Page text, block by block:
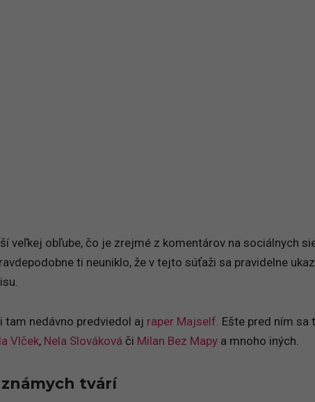
veľkej obľube, čo je zrejmé z komentárov na sociálnych
ti neuniklo, že v tejto súťaži sa pravidelne
tam nedávno predviedol aj raper Majself . Ešte pred ním sa
Vlček, Nela Slováková či Milan Bez Mapy a mnoho iných.
tvárí